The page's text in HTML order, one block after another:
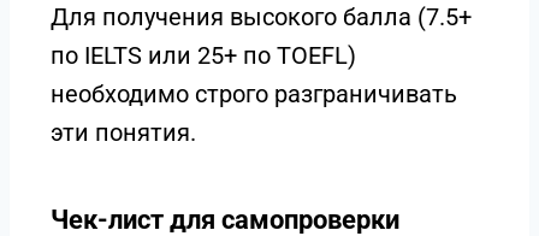
Для получения высокого балла (7.5+
по IELTS или 25+ по TOEFL)
необходимо строго разграничивать
эти понятия.
Чек-лист для самопроверки